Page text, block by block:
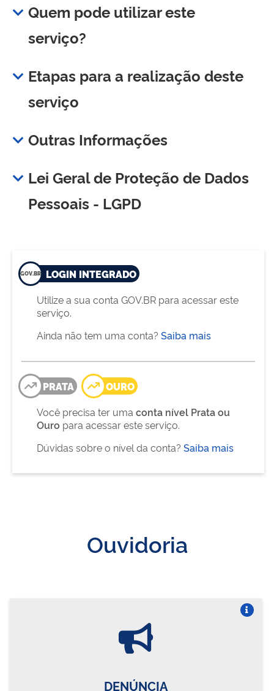
Quem pode utilizar este
serviço?
Etapas para a realização deste
serviço
Outras Informações
Lei Geral de Proteção de Dados
Pessoais - LGPD
LOGIN INTEGRADO
Utilize a sua conta GOV.BR para acessar este
serviço.
Ainda não tem uma conta? Saiba mais
PRATA
OURO
Você precisa ter uma conta nível Prata ou
Ouro para acessar este serviço.
Dúvidas sobre o nível da conta? Saiba mais
Ouvidoria
DENÚNCIA